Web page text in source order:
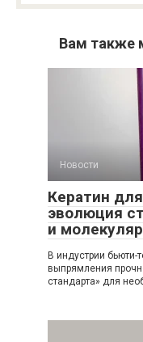
Вам также
Новости
Кератин
эволюция
и
В индустрии бьюти-
выпрямления
стандарта» для